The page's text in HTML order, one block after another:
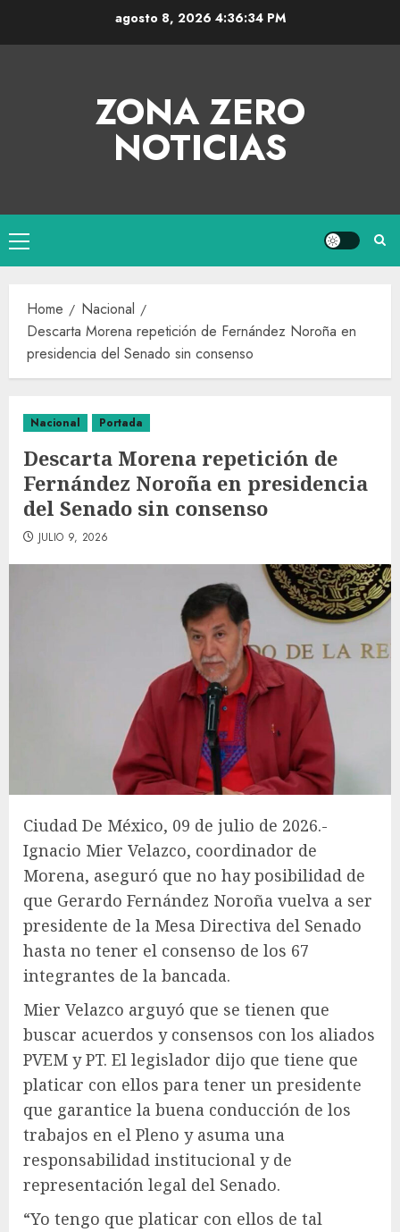
agosto 8, 2026 4:36:35 PM
ZONA ZERO
NOTICIAS
Home
Nacional
Descarta Morena repetición de Fernández Noroña en
presidencia del Senado sin consenso
Nacional Portada
Descarta Morena repetición de
Fernández Noroña en presidencia
del Senado sin consenso
JULIO 9, 2026
Ciudad De México, 09 de julio de 2026.-
Ignacio Mier Velazco, coordinador de
Morena, aseguró que no hay posibilidad de
que Gerardo Fernández Noroña vuelva a ser
presidente de la Mesa Directiva del Senado
hasta no tener el consenso de los 67
integrantes de la bancada.
Mier Velazco arguyó que se tienen que
buscar acuerdos y consensos con los aliados
PVEM y PT. El legislador dijo que tiene que
platicar con ellos para tener un presidente
que garantice la buena conducción de los
trabajos en el Pleno y asuma una
responsabilidad institucional y de
representación legal del Senado.
“Yo tengo que platicar con ellos de tal